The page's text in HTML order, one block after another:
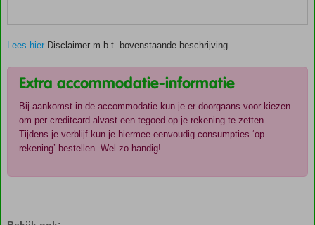
Lees hier Disclaimer m.b.t. bovenstaande beschrijving.
Extra accommodatie-informatie
Bij aankomst in de accommodatie kun je er doorgaans voor kiezen
om per creditcard alvast een tegoed op je rekening te zetten.
Tijdens je verblijf kun je hiermee eenvoudig consumpties ‘op
rekening’ bestellen. Wel zo handig!